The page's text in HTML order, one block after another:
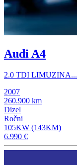
Audi A4
2.0 TDI LIMUZINA...
2007
260.900 km
Dizel
Ročni
105KW (143KM)
6.990 €